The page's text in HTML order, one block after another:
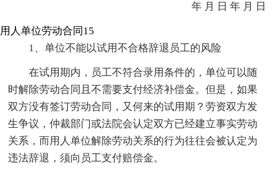
年 月 日 年 月 日
用人单位劳动合同15
1、单位不能以试用不合格辞退员工的风险
在试用期内，员工不符合录用条件的，单位可以随
时解除劳动合同且不需要支付经济补偿金。但是，如果
双方没有签订劳动合同，又何来的试用期？劳资双方发
生争议，仲裁部门或法院会认定双方已经建立事实劳动
关系，而用人单位解除劳动关系的行为往往会被认定为
违法辞退，须向员工支付赔偿金。